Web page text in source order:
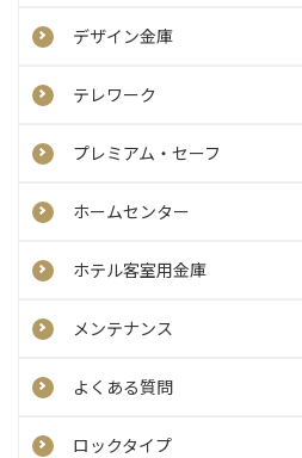
デザイン金庫
テレワーク
プレミアム・セーフ
ホームセンター
ホテル客室用金庫
メンテナンス
よくある質問
ロックタイプ